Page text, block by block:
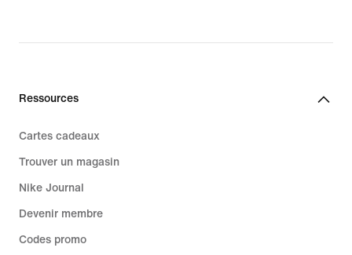
Ressources
Cartes cadeaux
Trouver un magasin
Nike Journal
Devenir membre
Codes promo